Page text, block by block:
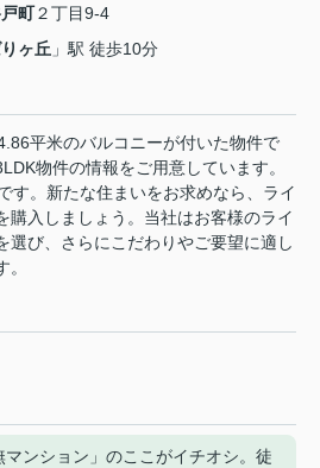
町２丁目9-4
ヶ丘 」駅 徒歩10分
平米のバルコニーが付いた物件で
物件の情報をご用意しています。
す。新たな住まいをお求めなら、ライ
購入しましょう。当社はお客様のライ
選び、さらにこだわりやご要望に適し
マンション」のここがイチオシ。徒